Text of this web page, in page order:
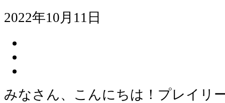
2022年10月11日
みなさん、こんにちは！プレイリ